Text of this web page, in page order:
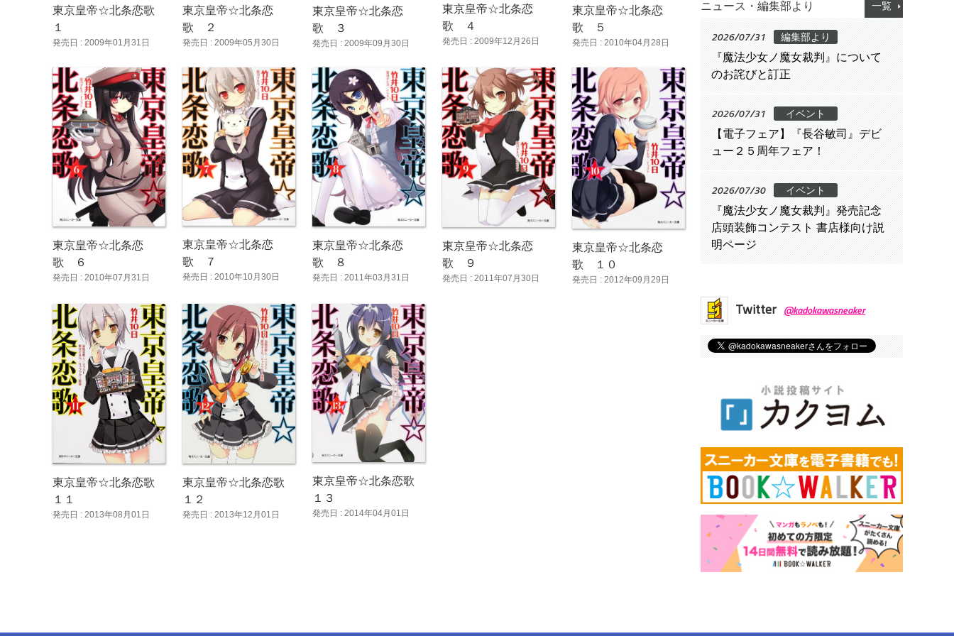
東京皇帝☆北条恋歌
１
発売日 : 2009年01月31日
東京皇帝☆北条恋
歌 ２
発売日 : 2009年05月30日
東京皇帝☆北条恋
歌 ３
発売日 : 2009年09月30日
東京皇帝☆北条恋
歌 ４
発売日 : 2009年12月26日
東京皇帝☆北条恋
歌 ５
発売日 : 2010年04月28日
東京皇帝☆北条恋
歌 ６
発売日 : 2010年07月31日
東京皇帝☆北条恋
歌 ７
発売日 : 2010年10月30日
東京皇帝☆北条恋
歌 ８
発売日 : 2011年03月31日
東京皇帝☆北条恋
歌 ９
発売日 : 2011年07月30日
東京皇帝☆北条恋
歌 １０
発売日 : 2012年09月29日
東京皇帝☆北条恋歌
１１
発売日 : 2013年08月01日
東京皇帝☆北条恋歌
１２
発売日 : 2013年12月01日
東京皇帝☆北条恋歌
１３
発売日 : 2014年04月01日
ニュース・編集部より 一覧
2026/07/31 編集部より
『魔法少女ノ魔女裁判』について
のお詫びと訂正
2026/07/31 イベント
【電子フェア】『長谷敏司』デビ
ュー２５周年フェア！
2026/07/30 イベント
『魔法少女ノ魔女裁判』発売記念
店頭装飾コンテスト 書店様向け説
明ページ
Twitter @kadokawasneaker